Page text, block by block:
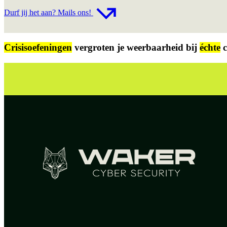
Durf jij het aan? Mails ons!
Crisisoefeningen vergroten je weerbaarheid bij échte